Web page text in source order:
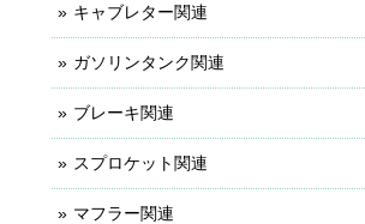
キャブレター関連
ガソリンタンク関連
ブレーキ関連
スプロケット関連
マフラー関連